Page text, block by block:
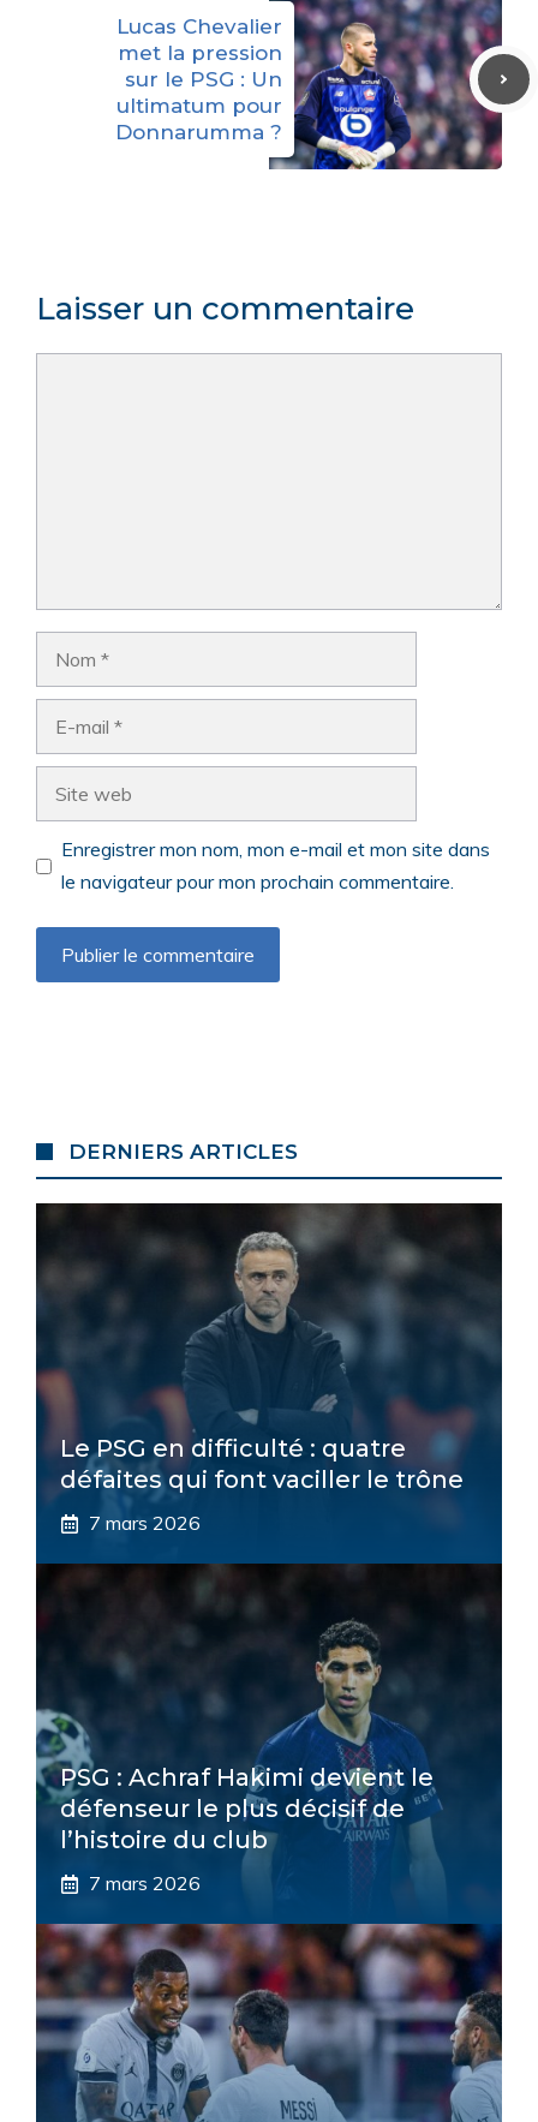
Lucas Chevalier
met la pression
sur le PSG : Un
ultimatum pour
Donnarumma ?
Laisser un commentaire
Enregistrer mon nom, mon e-mail et mon site dans
le navigateur pour mon prochain commentaire.
DERNIERS ARTICLES
Le PSG en difficulté : quatre
défaites qui font vaciller le trône
7 mars 2026
PSG : Achraf Hakimi devient le
défenseur le plus décisif de
l’histoire du club
7 mars 2026